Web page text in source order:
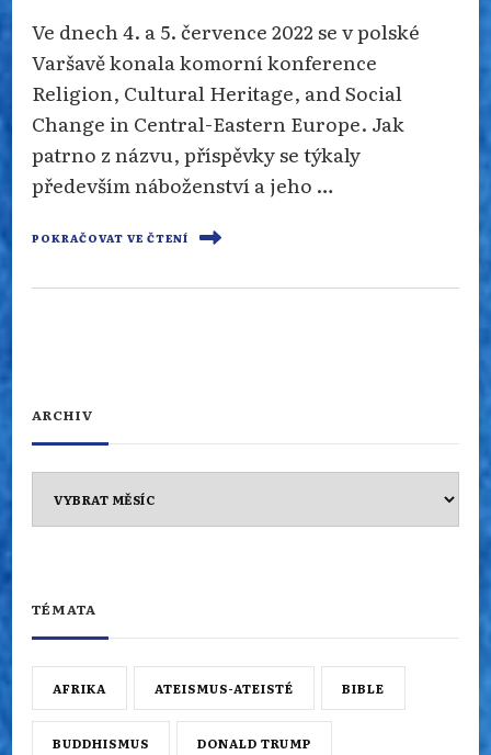
Ve dnech 4. a 5. července 2022 se v polské
Varšavě konala komorní konference
Religion, Cultural Heritage, and Social
Change in Central-Eastern Europe. Jak
patrno z názvu, příspěvky se týkaly
především náboženství a jeho …
POKRAČOVAT VE ČTENÍ
ARCHIV
TÉMATA
AFRIKA ATEISMUS-ATEISTÉ BIBLE
BUDDHISMUS DONALD TRUMP